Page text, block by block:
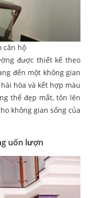
căn hộ
được thiết kế theo
đến một không gian
hòa và kết hợp màu
thể đẹp mắt, tôn lên
không gian sống của
uốn lượn